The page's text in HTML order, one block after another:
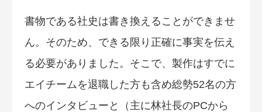
書物である社史は書き換えることができませ
ん。そのため、できる限り正確に事実を伝え
る必要がありました。そこで、製作はすでに
エイチームを退職した方も含め総勢52名の方
へのインタビューと（主に林社長のPCから